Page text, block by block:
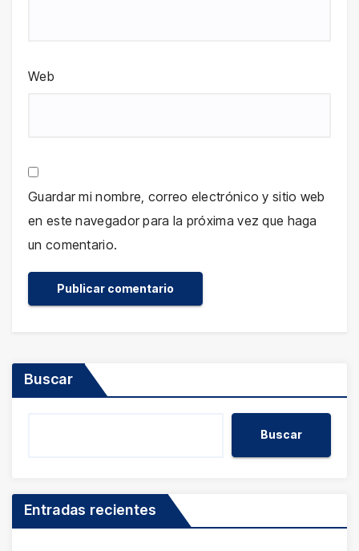
Web
Guardar mi nombre, correo electrónico y sitio web
en este navegador para la próxima vez que haga
un comentario.
Buscar
Buscar
Entradas recientes